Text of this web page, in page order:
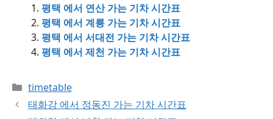
평택 에서 연산 가는 기차 시간표
평택 에서 계룡 가는 기차 시간표
평택 에서 서대전 가는 기차 시간표
평택 에서 제천 가는 기차 시간표
Categories
timetable
태화강 에서 정동진 가는 기차 시간표